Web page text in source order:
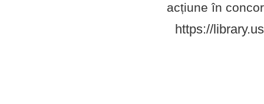
acțiune în
https://